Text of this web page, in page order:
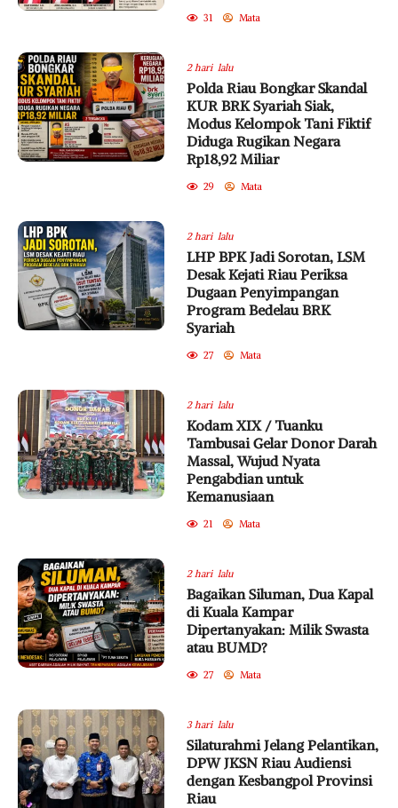
31 Mata
2 hari lalu
Polda Riau Bongkar Skandal
KUR BRK Syariah Siak,
Modus Kelompok Tani Fiktif
Diduga Rugikan Negara
Rp18,92 Miliar
29 Mata
2 hari lalu
LHP BPK Jadi Sorotan, LSM
Desak Kejati Riau Periksa
Dugaan Penyimpangan
Program Bedelau BRK
Syariah
27 Mata
2 hari lalu
Kodam XIX / Tuanku
Tambusai Gelar Donor Darah
Massal, Wujud Nyata
Pengabdian untuk
Kemanusiaan
21 Mata
2 hari lalu
Bagaikan Siluman, Dua Kapal
di Kuala Kampar
Dipertanyakan: Milik Swasta
atau BUMD?
27 Mata
3 hari lalu
Silaturahmi Jelang Pelantikan,
DPW JKSN Riau Audiensi
dengan Kesbangpol Provinsi
Riau